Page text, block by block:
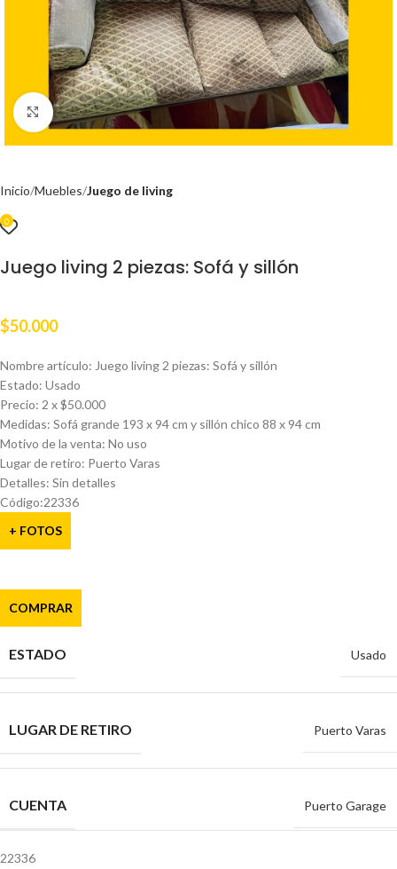
Clic para ampliar
Inicio Muebles Juego de living
0
Juego living 2 piezas: Sofá y sillón
$50.000
Nombre artículo: Juego living 2 piezas: Sofá y sillón
Estado: Usado
Precio: 2 x $50.000
Medidas: Sofá grande 193 x 94 cm y sillón chico 88 x 94 cm
Motivo de la venta: No uso
Lugar de retiro: Puerto Varas
Detalles: Sin detalles
Código:22336
+ FOTOS
COMPRAR
ESTADO Usado
LUGAR DE RETIRO Puerto Varas
CUENTA Puerto Garage
22336